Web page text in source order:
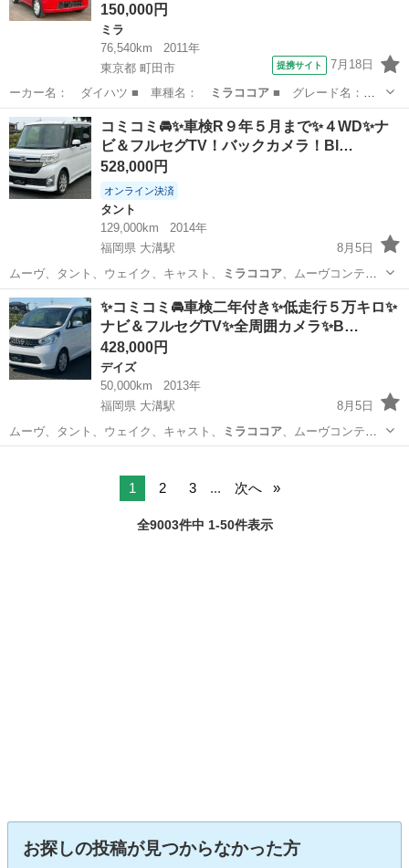
150,000円
ミラ
76,540km
2011年
東京都 町田市
提携サイト 7月18日
ーカー名： ダイハツ ■ 車種名： ミラココア■ グレード名：
ココアＸスペシャ…
東京 町田市
コミコミ🚘✨車検R９年５月まで✨４WD✨ナ
ビ＆フルセグTV！バックカメラ！Bl…
528,000円
オンライン決済
タント
129,000km
2014年
福岡県 大溝駅
8月5日
ムーヴ、タント、ウェイク、キャスト、
ミラココア、ムーヴコンテ、
ミラジーノ、ワゴンR…
福岡 筑後市 タント
✨コミコミ🚘車検二年付き✨低走行５万キロ✨
ナビ＆フルセグTV✨全周囲カメラ✨B…
428,000円
デイズ
50,000km
2013年
福岡県 大溝駅
8月5日
ムーヴ、タント、ウェイク、キャスト、
ミラココア、ムーヴコンテ、
ミラジーノ、ワゴンR…
1 2 3 ... 次へ
全9003件中 1-50件表示
お探しの投稿が見つからなかった方